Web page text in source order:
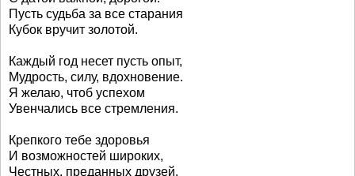
Пусть судьба за все старания
Кубок вручит золотой.
Каждый год несет пусть опыт,
Мудрость, силу, вдохновение.
Я желаю, чтоб успехом
Увенчались все стремления.
Крепкого тебе здоровья
И возможностей широких,
Честных, преданных друзей,